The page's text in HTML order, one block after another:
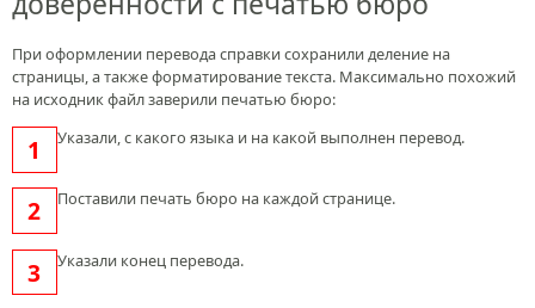
При оформлении перевода справки сохранили деление на
страницы, а также форматирование текста. Максимально похожий
на исходник файл заверили печатью бюро:
Указали, с какого языка и на какой выполнен перевод.
Поставили печать бюро на каждой странице.
Указали конец перевода.